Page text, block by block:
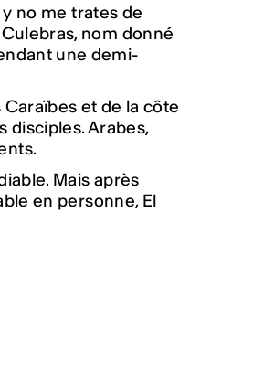
no me trates de
nom donné
une demi-
et de la côte
disciples. Arabes,
Mais après
en personne, El